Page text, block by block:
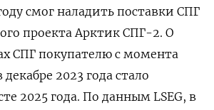
смог наладить поставки СПГ
проекта Арктик СПГ-2. О
СПГ покупателю с момента
декабре 2023 ‌года стало
2025 года. По данным LSEG, в